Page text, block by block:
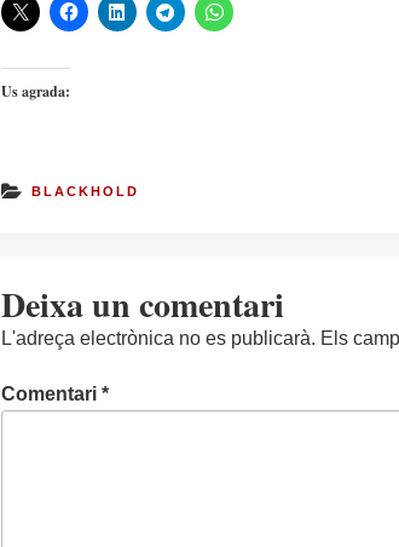
Us agrada:
BLACKHOLD
Deixa un comentari
L'adreça electrònica no es publicarà. Els
Comentari *